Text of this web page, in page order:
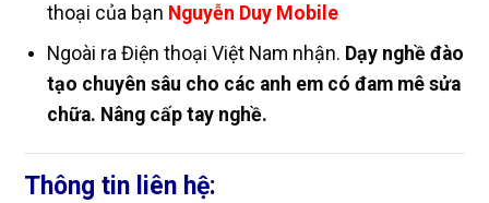
thoại của bạn Nguyễn Duy Mobile
Ngoài ra Điện thoại Việt Nam nhận. Dạy nghề đào
tạo chuyên sâu cho các anh em có đam mê sửa
chữa. Nâng cấp tay nghề.
Thông tin liên hệ: